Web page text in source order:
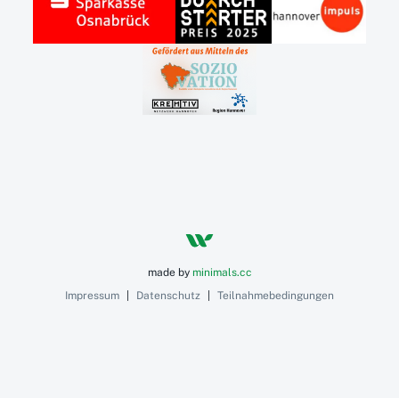
made by minimals.cc
Impressum
Datenschutz Teilnahmebedingungen